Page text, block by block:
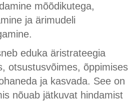
mõõdikutega,
ja ärimudeli
eduka äristrateegia
otsustusvõimes, õppimises
ja kasvada. See on
nõuab jätkuvat hindamist